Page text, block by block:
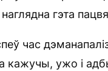
гэта
час
кажучы, ужо і